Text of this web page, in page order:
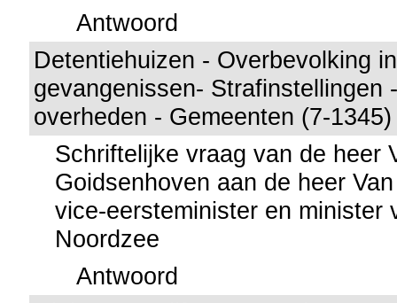
Antwoord
Detentiehuizen - Overbevolking
gevangenissen- Strafinstellingen
overheden - Gemeenten (7-1345)
Schriftelijke vraag van de heer
Goidsenhoven aan de heer
vice-eersteminister en minister
Noordzee
Antwoord